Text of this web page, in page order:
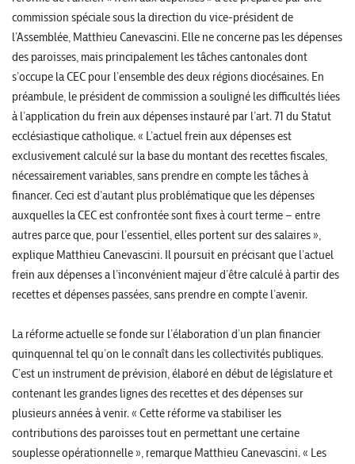
commission spéciale sous la direction du vice-président de
l’Assemblée, Matthieu Canevascini. Elle ne concerne pas les dépenses
des paroisses, mais principalement les tâches cantonales dont
s’occupe la CEC pour l’ensemble des deux régions diocésaines. En
préambule, le président de commission a souligné les difficultés liées
à l’application du frein aux dépenses instauré par l’art. 71 du Statut
ecclésiastique catholique. « L’actuel frein aux dépenses est
exclusivement calculé sur la base du montant des recettes fiscales,
nécessairement variables, sans prendre en compte les tâches à
financer. Ceci est d’autant plus problématique que les dépenses
auxquelles la CEC est confrontée sont fixes à court terme – entre
autres parce que, pour l’essentiel, elles portent sur des salaires »,
explique Matthieu Canevascini. Il poursuit en précisant que l’actuel
frein aux dépenses a l’inconvénient majeur d’être calculé à partir des
recettes et dépenses passées, sans prendre en compte l’avenir.
La réforme actuelle se fonde sur l’élaboration d’un plan financier
quinquennal tel qu’on le connaît dans les collectivités publiques.
C’est un instrument de prévision, élaboré en début de législature et
contenant les grandes lignes des recettes et des dépenses sur
plusieurs années à venir. « Cette réforme va stabiliser les
contributions des paroisses tout en permettant une certaine
souplesse opérationnelle », remarque Matthieu Canevascini. « Les